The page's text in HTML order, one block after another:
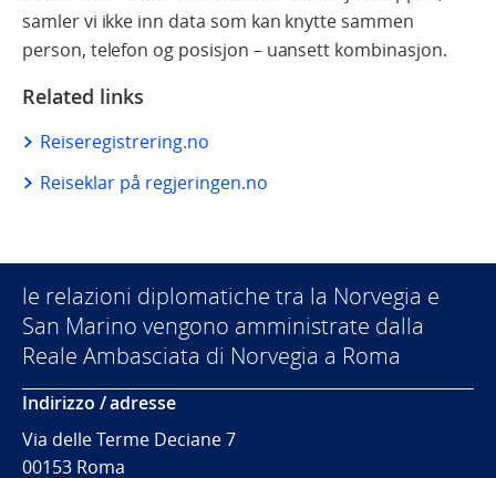
samler vi ikke inn data som kan knytte sammen
person, telefon og posisjon – uansett kombinasjon.
Related links
Reiseregistrering.no
Reiseklar på regjeringen.no
le relazioni diplomatiche tra la Norvegia e
San Marino vengono amministrate dalla
Reale Ambasciata di Norvegia a Roma
Indirizzo / adresse
Via delle Terme Deciane 7
00153 Roma